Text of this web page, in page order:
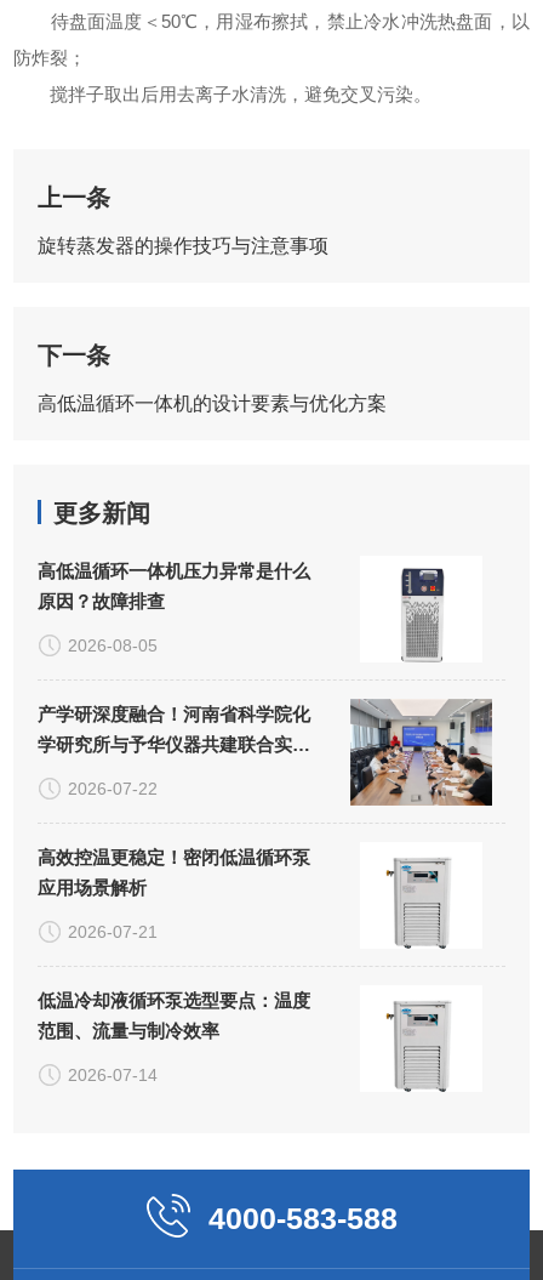
待盘面温度＜50℃，用湿布擦拭，禁止冷水冲洗热盘面，以
防炸裂；
搅拌子取出后用去离子水清洗，避免交叉污染。
上一条
旋转蒸发器的操作技巧与注意事项
下一条
高低温循环一体机的设计要素与优化方案
更多新闻
高低温循环一体机压力异常是什么
原因？故障排查
2026-08-05
产学研深度融合！河南省科学院化
学研究所与予华仪器共建联合实验
室正式揭牌
2026-07-22
高效控温更稳定！密闭低温循环泵
应用场景解析
2026-07-21
低温冷却液循环泵选型要点：温度
范围、流量与制冷效率
2026-07-14
4000-583-588